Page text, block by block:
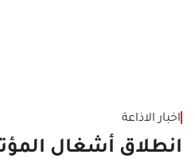
اخبار الاذاعة
انطلاق أشغال